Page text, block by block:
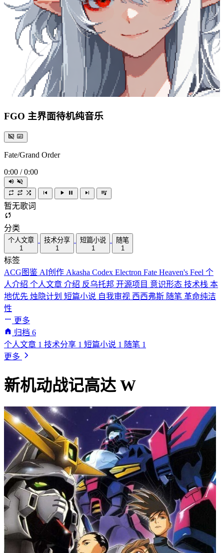
FGO 主界面待机纯音乐
Fate/Grand Order
0:00 / 0:00
暂无歌词
分类
个人文章
1
技术分享
1
短篇小说
1
随笔
1
标签
ACG图鉴 AI创作 Akasha Codex Electron Fate Heaven's Feel 个
人介绍 个人文章 介绍 反乌托邦 开源项目 意识形态 技术栈 本
地优先 烛隐计划 短篇小说 自我审视 西西弗斯 随笔 革命纯洁
性
更多
归档 6
个人文章 1 技术分享 1 短篇小说 1 随笔 1
更多
新机动战记高达 W